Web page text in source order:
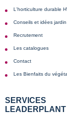
L'horticulture durable
Conseils et idées jardin
Recrutement
Les catalogues
Contact
Les Bienfaits du
SERVICES
LEADERPLANT